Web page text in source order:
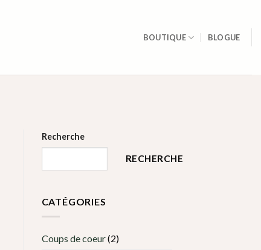
BOUTIQUE BLOGUE
Recherche
RECHERCHE
CATÉGORIES
Coups de coeur(2)